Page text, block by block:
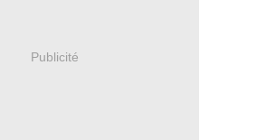
Publicité